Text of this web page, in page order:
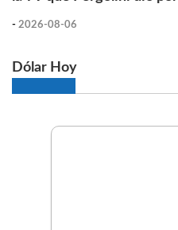
- 2026-08-06
Dólar Hoy